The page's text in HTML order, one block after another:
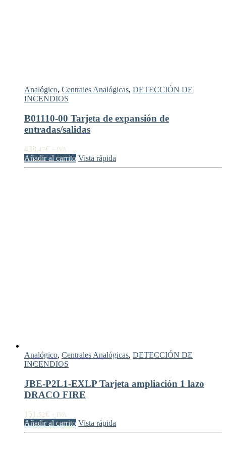
Analógico, Centrales Analógicas, DETECCIÓN DE
INCENDIOS
B01110-00 Tarjeta de expansión de
entradas/salidas
438,47€ + IVA
Añadir al carrito Vista rápida
Analógico, Centrales Analógicas, DETECCIÓN DE
INCENDIOS
JBE-P2L1-EXLP Tarjeta ampliación 1 lazo
DRACO FIRE
151,52€ + IVA
Añadir al carrito Vista rápida